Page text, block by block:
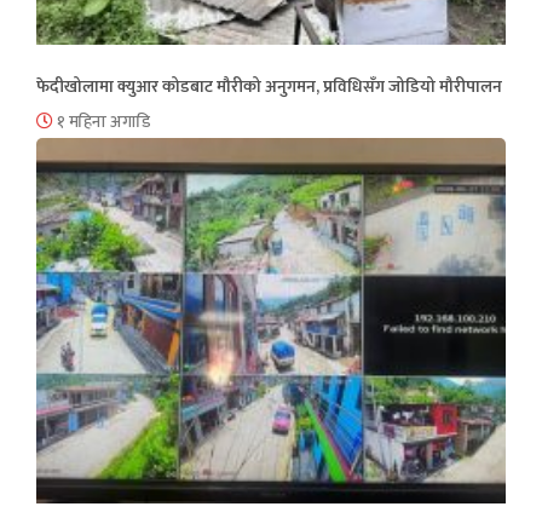
फेदीखोलामा क्युआर कोडबाट मौरीको अनुगमन, प्रविधिसँग जोडियो मौरीपालन
१ महिना अगाडि